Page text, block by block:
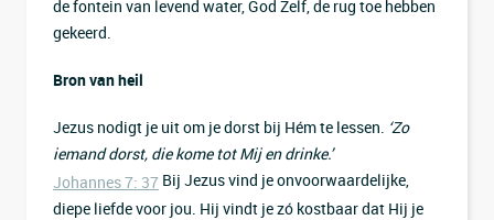
de fontein van levend water, God Zelf, de rug toe hebben
gekeerd.
Bron van heil
Jezus nodigt je uit om je dorst bij Hém te lessen. ‘Zo
iemand dorst, die kome tot Mij en drinke.’
Johannes 7: 37 Bij Jezus vind je onvoorwaardelijke,
diepe liefde voor jou. Hij vindt je zó kostbaar dat Hij je